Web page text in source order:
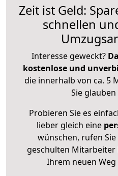
Zeit ist Geld:
schnellen
Interesse geweckt?
kostenlose und
die innerhalb von ca. 5
Sie
Probieren Sie es
lieber gleich eine
wünschen, rufen
geschulten Mitarbeiter
Ihrem neuen